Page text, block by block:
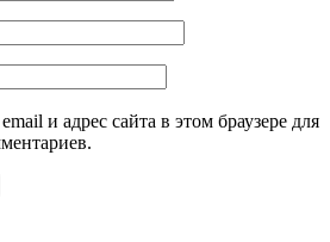
и адрес сайта в этом браузере для